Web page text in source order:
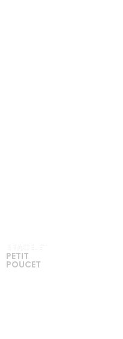
PETIT
POUCET